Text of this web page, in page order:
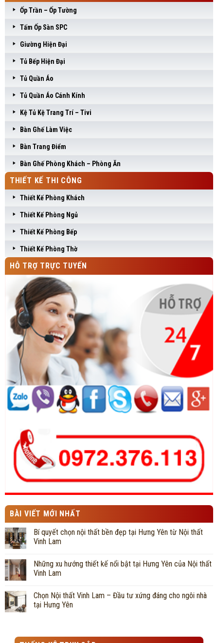
Ốp Trần – Ốp Tường
Tấm Ốp Sàn SPC
Giường Hiện Đại
Tủ Bếp Hiện Đại
Tủ Quần Áo
Tủ Quần Áo Cánh Kính
Kệ Tủ Kệ Trang Trí – Tivi
Bàn Ghế Làm Việc
Bàn Trang Điểm
Bàn Ghế Phòng Khách – Phòng Ăn
THIẾT KẾ THI CÔNG
Thiết Kế Phòng Khách
Thiết Kế Phòng Ngủ
Thiết Kế Phòng Bếp
Thiết Kế Phòng Thờ
HỖ TRỢ TRỰC TUYẾN
BÀI VIẾT MỚI NHẤT
Bí quyết chọn nội thất bền đẹp tại Hưng Yên từ Nội thất
Vinh Lam
Những xu hướng thiết kế nổi bật tại Hưng Yên của Nội thất
Vinh Lam
Chọn Nội thất Vinh Lam – Đầu tư xứng đáng cho ngôi nhà
tại Hưng Yên